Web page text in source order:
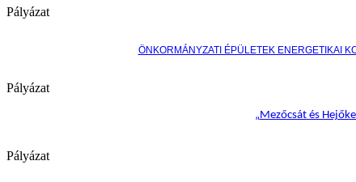
Pályázat
ÖNKORMÁNYZATI ÉPÜLETEK ENERGETIKAI
Pályázat
„Mezőcsát és
Pályázat